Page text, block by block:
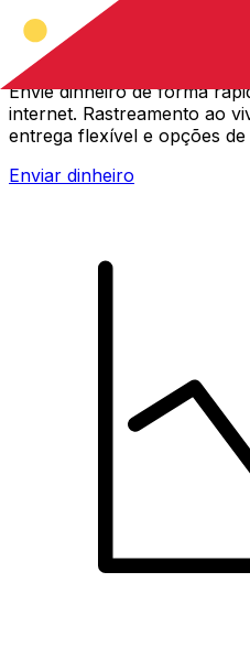
Transferência
Envie dinheiro de forma
internet. Rastreamento ao
entrega flexível e opções de
Enviar dinheiro